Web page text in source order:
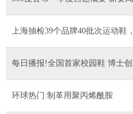
上海抽检39个品牌40批次运动鞋
每日播报!全国首家校园鞋 博士
环球热门:制革用聚丙烯酰胺